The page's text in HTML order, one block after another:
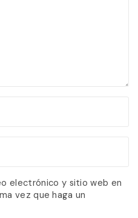
electrónico y sitio web en
vez que haga un